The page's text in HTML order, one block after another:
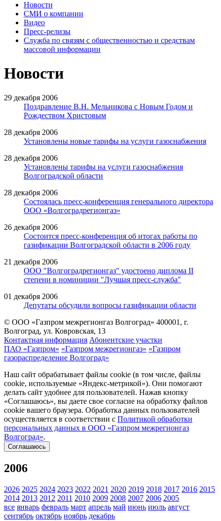
Новости
СМИ о компании
Видео
Пресс-релизы
Служба по связям с общественностью и средствам
массовой информации
Новости
29 декабря 2006
Поздравление В.Н. Мельникова с Новым Годом и
Рождеством Христовым
28 декабря 2006
Установлены новые тарифы на услуги газоснабжения
28 декабря 2006
Установлены тарифы на услуги газоснабжения
Волгоградской области
28 декабря 2006
Cостоялась пресс-конференция генерального директора
ООО «Волгоградрегионгаз»
26 декабря 2006
Состоится пресс-конференция об итогах работы по
газификации Волгоградской области в 2006 году
21 декабря 2006
ООО "Волгоградрегионгаз" удостоено диплома II
степени в номиниции "Лучшая пресс-служба"
01 декабря 2006
Депутаты обсудили вопросы газификации области
© ООО «Газпром межрегионгаз Волгоград» 400001, г.
Волгоград, ул. Ковровская, 13
Контактная информация Абонентские участки
ПАО «Газпром» «Газпром межрегионгаз» «Газпром
газораспределение Волгоград»
Наш сайт обрабатывает файлы cookie (в том числе, файлы
cookie, используемые «Яндекс-метрикой»). Они помогают
делать сайт удобнее для пользователей. Нажав кнопку
«Соглашаюсь», вы даете свое согласие на обработку файлов
cookie вашего браузера. Обработка данных пользователей
осуществляется в соответствии с Политикой обработки
персональных данных в ООО «Газпром межрегионгаз
Волгоград».
Соглашаюсь
2006
2026 2025 2024 2023 2022 2021 2020 2019 2018 2017 2016 2015
2014 2013 2012 2011 2010 2009 2008 2007 2006 2005
все январь февраль март апрель май июнь июль август
сентябрь октябрь ноябрь декабрь